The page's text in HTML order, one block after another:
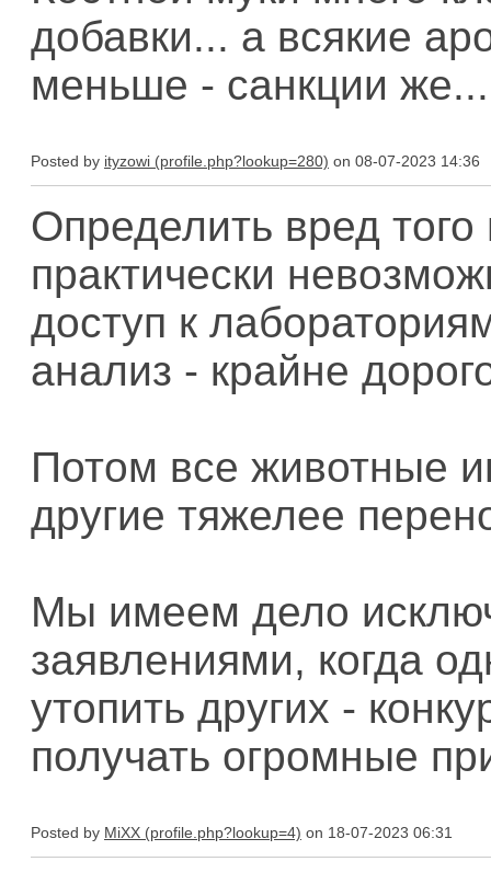
добавки... а всякие
меньше - санкции же...
Posted by ityzowi on 08-07-2023 14:36
Определить вред
практически
доступ к
анализ - крайне
Потом все животные
другие тяжелее
Мы имеем дело
заявлениями, когда
утопить других -
получать огромные
Posted by MiXX on 18-07-2023 06:31